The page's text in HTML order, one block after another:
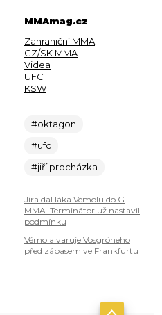
MMAmag.cz
Zahraniční MMA
CZ/SK MMA
Videa
UFC
KSW
#oktagon
#ufc
#jiří procházka
Jíra dál láká Vémolu do G
MMA. Terminátor už nastavil
podmínku
Vémola varuje Vosgröneho
před zápasem ve Frankfurtu